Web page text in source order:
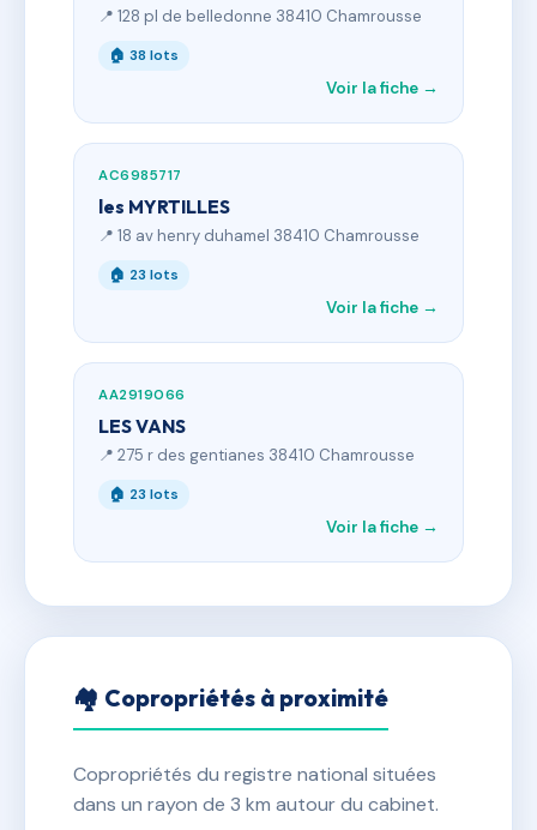
📍 128 pl de belledonne 38410 Chamrousse
🏠 38 lots
Voir la fiche →
AC6985717
les MYRTILLES
📍 18 av henry duhamel 38410 Chamrousse
🏠 23 lots
Voir la fiche →
AA2919066
LES VANS
📍 275 r des gentianes 38410 Chamrousse
🏠 23 lots
Voir la fiche →
🏘 Copropriétés à proximité
Copropriétés du registre national situées
dans un rayon de 3 km autour du cabinet.